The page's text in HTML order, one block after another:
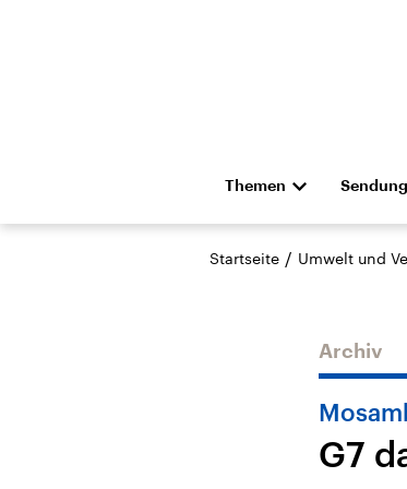
Themen
Die Nachrichten
Hörspiel und Feature
Landtagswahl
Startseite / Umwelt und
Archiv
G7